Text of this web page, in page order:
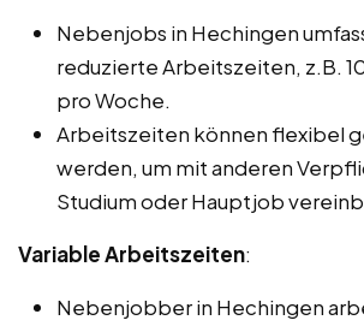
Nebenjobs in Hechingen
reduzierte Arbeitszeiten, z.B.
pro Woche.
Arbeitszeiten können flexibel
werden, um mit anderen
Studium oder Hauptjob
Variable Arbeitszeiten:
Nebenjobber in Hechingen